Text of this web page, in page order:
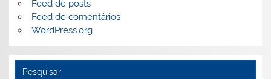
Feed de posts
Feed de comentários
WordPress.org
Pesquisar